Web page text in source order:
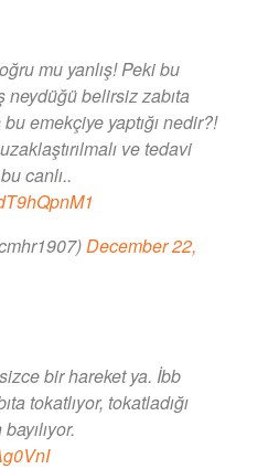
mu yanlış! Peki bu
neydüğü belirsiz zabıta
emekçiye yaptığı nedir?!
ve tedavi
canlı..
December 22,
bir hareket ya. İbb
tokatlıyor, tokatladığı